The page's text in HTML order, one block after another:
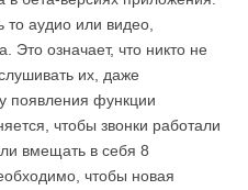
то аудио или видео,
Это означает, что никто не
их, даже
появления функции
чтобы звонки работали
вмещать в себя 8
чтобы новая